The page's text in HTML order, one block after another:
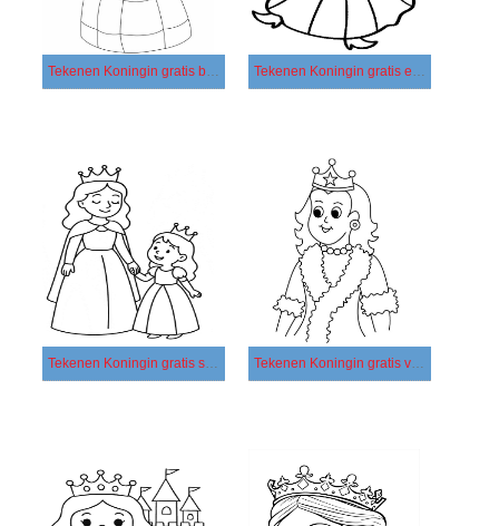
Tekenen Koningin gratis basis Tekenen Koningin gratis eenvoudig
Tekenen Koningin gratis simpel Tekenen Koningin gratis voor kinderen